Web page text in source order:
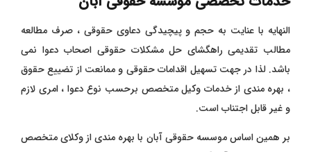
النهایه با عنایت به حجم و پیچیدگی دعاوی حقوقی ، صرف مطالعه
مطالب تقدیمی راهگشای حل مشکلات حقوقی اصحاب دعوا نمی
باشد. لذا در جهت تسهیل اقدامات حقوقی و ممانعت از تضییع حقوق
، بهره مندی از خدمات وکیل متخصص برحسب نوع دعوا ، امری لازم
و غیر قابل اجتناب است.
بر همین اساس موسسه حقوقی آبان با بهره مندی از وکلای متخصص